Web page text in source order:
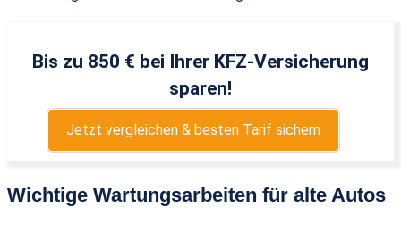
Bis zu 850 € bei Ihrer KFZ-Versicherung
sparen!
Jetzt vergleichen & besten Tarif sichern
Wichtige Wartungsarbeiten für alte Autos